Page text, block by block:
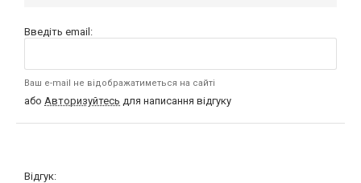
Введіть email:
Ваш e-mail не відображатиметься на сайті
або Авторизуйтесь для написання відгуку
Відгук: